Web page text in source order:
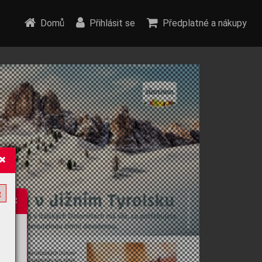
Domů Přihlásit se Předplatné a nákupy